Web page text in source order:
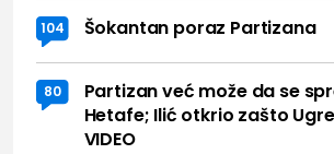
104 Šokantan poraz Partizana
80
Partizan već može da se
Hetafe; Ilić otkrio zašto
VIDEO